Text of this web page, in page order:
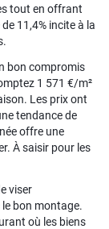
tout en offrant
11,4% incite à la
bon compromis
1 571 €/m²
Les prix ont
tendance de
offre une
À saisir pour les
viser
bon montage.
où les biens